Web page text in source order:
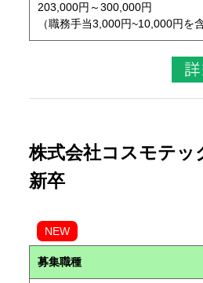
203,000円～300,000円
（職務手当3,000円~10,000円を含
株式会社コスモテッ
新卒
NEW
募集職種